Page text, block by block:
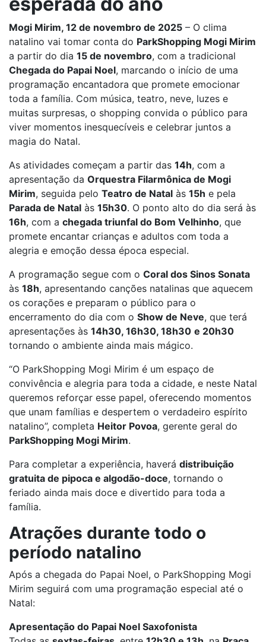
Mogi Mirim, 12 de novembro de 2025 – O clima
natalino vai tomar conta do ParkShopping Mogi Mirim
a partir do dia 15 de novembro, com a tradicional
Chegada do Papai Noel, marcando o início de uma
programação encantadora que promete emocionar
toda a família. Com música, teatro, neve, luzes e
muitas surpresas, o shopping convida o público para
viver momentos inesquecíveis e celebrar juntos a
magia do Natal.
As atividades começam a partir das 14h, com a
apresentação da Orquestra Filarmônica de Mogi
Mirim, seguida pelo Teatro de Natal às 15h e pela
Parada de Natal às 15h30. O ponto alto do dia será às
16h, com a chegada triunfal do Bom Velhinho, que
promete encantar crianças e adultos com toda a
alegria e emoção dessa época especial.
A programação segue com o Coral dos Sinos Sonata
às 18h, apresentando canções natalinas que aquecem
os corações e preparam o público para o
encerramento do dia com o Show de Neve, que terá
apresentações às 14h30, 16h30, 18h30 e 20h30
tornando o ambiente ainda mais mágico.
“O ParkShopping Mogi Mirim é um espaço de
convivência e alegria para toda a cidade, e neste Natal
queremos reforçar esse papel, oferecendo momentos
que unam famílias e despertem o verdadeiro espírito
natalino”, completa Heitor Povoa, gerente geral do
ParkShopping Mogi Mirim.
Para completar a experiência, haverá distribuição
gratuita de pipoca e algodão-doce, tornando o
feriado ainda mais doce e divertido para toda a
família.
Atrações durante todo o
período natalino
Após a chegada do Papai Noel, o ParkShopping Mogi
Mirim seguirá com uma programação especial até o
Natal:
Apresentação do Papai Noel Saxofonista